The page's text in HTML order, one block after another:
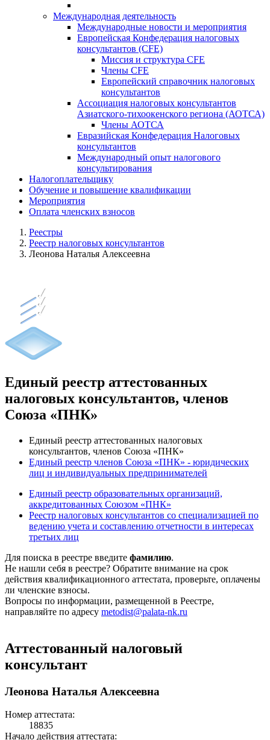
Международная деятельность
Международные новости и мероприятия
Европейская Конфедерация налоговых
консультантов (CFE)
Миссия и структура CFE
Члены CFE
Европейский справочник налоговых
консультантов
Ассоциация налоговых консультантов
Азиатского-тихоокенского региона (АОТСА)
Члены АОТСА
Евразийская Конфедерация Налоговых
консультантов
Международный опыт налогового
консультирования
Налогоплательщику
Обучение и повышение квалификации
Мероприятия
Оплата членских взносов
Реестры
Реестр налоговых консультантов
Леонова Наталья Алексеевна
Единый реестр аттестованных
налоговых консультантов, членов
Союза «ПНК»
Единый реестр аттестованных налоговых
консультантов, членов Союза «ПНК»
Единый реестр членов Союза «ПНК» - юридических
лиц и индивидуальных предпринимателей
Единый реестр образовательных организаций,
аккредитованных Союзом «ПНК»
Реестр налоговых консультантов со специализацией по
ведению учета и составлению отчетности в интересах
третьих лиц
Для поиска в реестре введите фамилию.
Не нашли себя в реестре? Обратите внимание на срок
действия квалификационного аттестата, проверьте, оплачены
ли членские взносы.
Вопросы по информации, размещенной в Реестре,
направляйте по адресу metodist@palata-nk.ru
Аттестованный налоговый
консультант
Леонова Наталья Алексеевна
Номер аттестата:
18835
Начало действия аттестата: